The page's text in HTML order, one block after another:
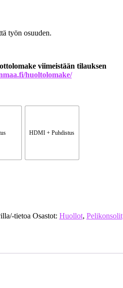
työn osuuden.
viimeistään tilauksen
huoltolomake/
HDMI + Puhdistus
tietoa Osastot: Huollot, Pelikonsolit